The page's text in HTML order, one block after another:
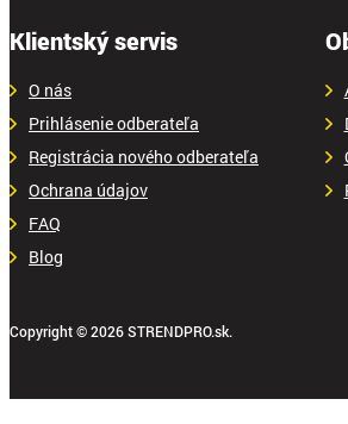
Klientský servis
O nás
Prihlásenie odberateľa
Registrácia nového odberateľa
Ochrana údajov
FAQ
Blog
Copyright © 2026 STRENDPRO.sk.